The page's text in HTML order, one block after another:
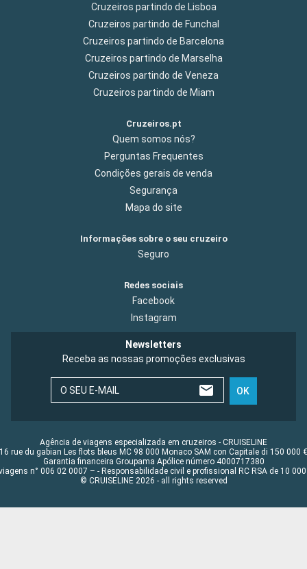
Cruzeiros partindo de Lisboa
Cruzeiros partindo de Funchal
Cruzeiros partindo de Barcelona
Cruzeiros partindo de Marselha
Cruzeiros partindo de Veneza
Cruzeiros partindo de Miam
Cruzeiros.pt
Quem somos nós?
Perguntas Frequentes
Condições gerais de venda
Segurança
Mapa do site
Informações sobre o seu cruzeiro
Seguro
Redes sociais
Facebook
Instagram
Newsletters
Receba as nossas promoções exclusivas
O SEU E-MAIL OK
Agência de viagens especializada em cruzeiros - CRUISELINE
16 rue du gabian Les flots bleus MC 98 000 Monaco SAM con Capitale di 150 000 €
Garantia financeira Groupama Apólice número 4000717380
n° 006 02 0007 – - Responsabilidade civil e profissional RC RSA de 10 000
© CRUISELINE 2026 - all rights reserved